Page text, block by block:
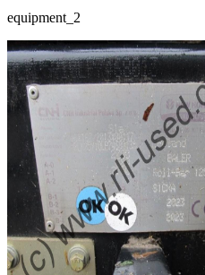
equipment_2